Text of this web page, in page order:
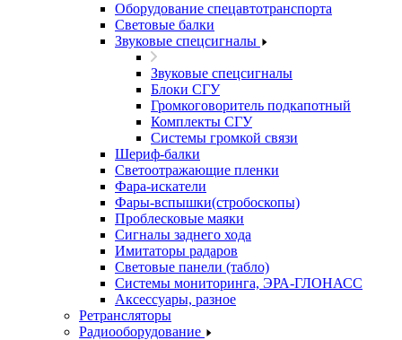
Оборудование спецавтотранспорта
Световые балки
Звуковые спецсигналы
Звуковые спецсигналы
Блоки СГУ
Громкоговоритель подкапотный
Комплекты СГУ
Системы громкой связи
Шериф-балки
Светоотражающие пленки
Фара-искатели
Фары-вспышки(стробоскопы)
Проблесковые маяки
Сигналы заднего хода
Имитаторы радаров
Световые панели (табло)
Системы мониторинга, ЭРА-ГЛОНАСС
Аксессуары, разное
Ретрансляторы
Радиооборудование